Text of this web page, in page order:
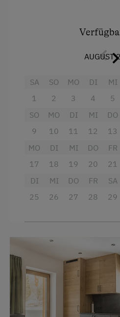
erholsamer Bergluftsuchst,
Familie Fiechtl
Freizeitaktivitäten am
Umgebung
Almwandern
Bergtouren
Erlebniswanderung
Fahrradverleih
Hüttenabend
Nordic Walking
Rodelbahn in der Nähe
Skibusnähe
Aussicht auf eine
Garten
Fernseher
Gitterbett
AUGUST
SA
1
SO
2
MO
3
DI
4
MI
5
SO
9
MO
10
DI
11
MI
12
DO
13
MO
17
DI
18
MI
19
DO
20
FR
21
DI
25
MI
26
DO
27
FR
28
SA
29